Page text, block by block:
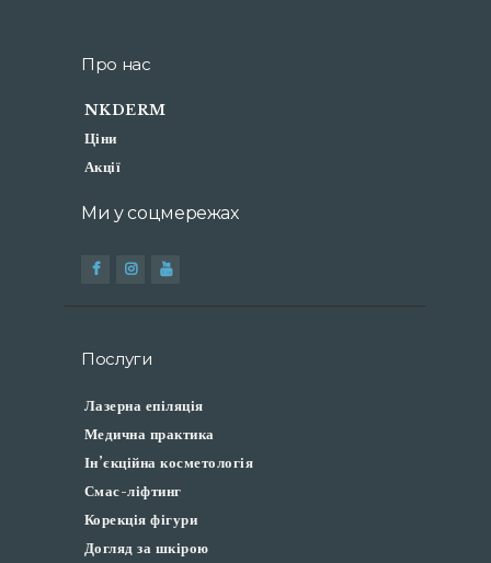
Про нас
NKDERM
Ціни
Акції
Ми у соцмережах
Послуги
Лазерна епіляція
Медична практика
Ін’єкційна косметологія
Смас-ліфтинг
Корекція фігури
Догляд за шкірою